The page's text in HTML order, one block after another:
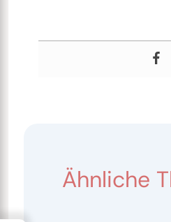
Ähnliche